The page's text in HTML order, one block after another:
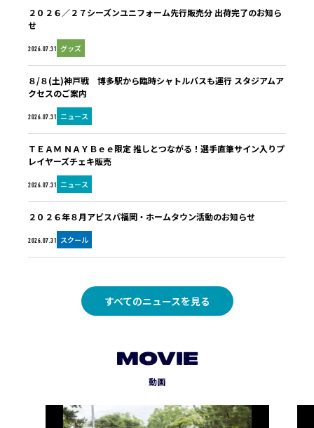
2026.07.31 グッズ
２０２６／２７シーズンユニフォーム先行販売分 出荷完了のお知ら
せ
2026.07.31 ニュース
８/８(土)神戸戦 博多駅から臨時シャトルバスも運行 スタジアムア
クセスのご案内
2026.07.31 ニュース
ＴＥＡＭ ＮＡＹＢｅｅ限定 推しとつながる！選手直筆サイン入りプ
レイヤーズチェキ販売
2026.07.31 スクール
２０２６年８月アビスパ福岡・ホームタウン活動のお知らせ
すべてのニュースを見る
MOVIE
動画